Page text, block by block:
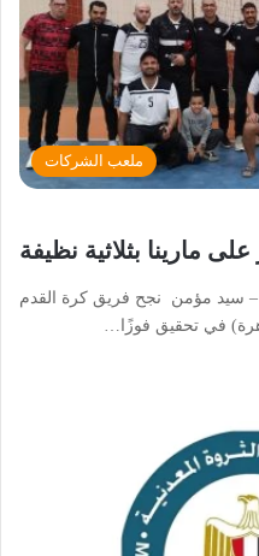
ملعب الشركات
مارينا بثلاثية نظيفة
– سيد مؤمن نجح فريق كرة القدم
في تحقيق فوزًا…